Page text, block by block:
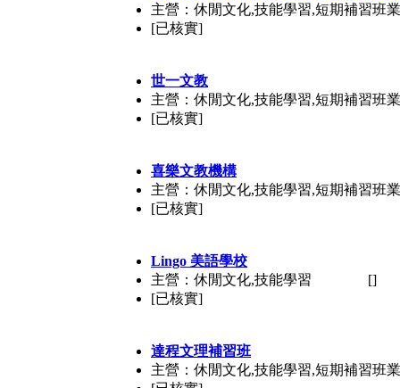
主營：休閒文化,技能學習,短期補習班業
[已核實]
世一文教
主營：休閒文化,技能學習,短期補習班業
[已核實]
喜樂文教機構
主營：休閒文化,技能學習,短期補習班業
[已核實]
Lingo 美語學校
主營：休閒文化,技能學習
[已核實]
[]
達程文理補習班
主營：休閒文化,技能學習,短期補習班業